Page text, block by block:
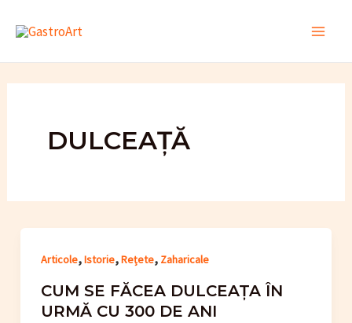
DULCEAȚĂ
Articole,Istorie,Rețete, Zaharicale
CUM SE FĂCEA DULCEAȚA ÎN
URMĂ CU 300 DE ANI